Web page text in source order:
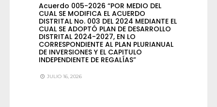
Acuerdo 005-2026 “POR MEDIO DEL
CUAL SE MODIFICA EL ACUERDO
DISTRITAL No. 003 DEL 2024 MEDIANTE EL
CUAL SE ADOPTÓ PLAN DE DESARROLLO
DISTRITAL 2024-2027, EN LO
CORRESPONDIENTE AL PLAN PLURIANUAL
DE INVERSIONES Y EL CAPITULO
INDEPENDIENTE DE REGALÍAS”
JULIO 16, 2026